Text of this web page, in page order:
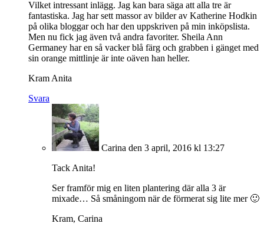
Vilket intressant inlägg. Jag kan bara säga att alla tre är
fantastiska. Jag har sett massor av bilder av Katherine Hodkin
på olika bloggar och har den uppskriven på min inköpslista.
Men nu fick jag även två andra favoriter. Sheila Ann
Germaney har en så vacker blå färg och grabben i gänget med
sin orange mittlinje är inte oäven han heller.
Kram Anita
Svara
Carina den 3 april, 2016 kl 13:27
Tack Anita!
Ser framför mig en liten plantering där alla 3 är
mixade… Så småningom när de förmerat sig lite mer 🙂
Kram, Carina